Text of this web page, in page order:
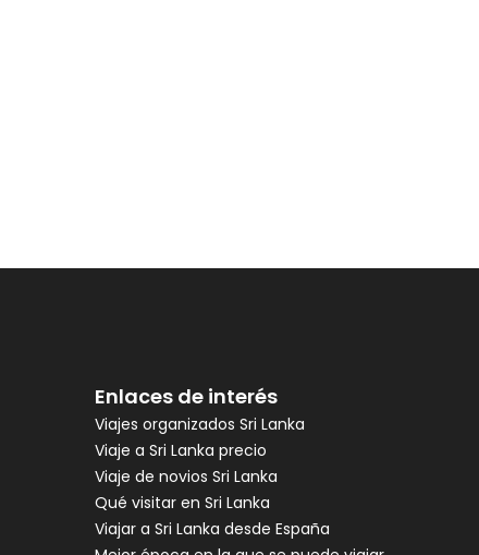
Enlaces de interés
Viajes organizados Sri Lanka
Viaje a Sri Lanka precio
Viaje de novios Sri Lanka
Qué visitar en Sri Lanka
Viajar a Sri Lanka desde España